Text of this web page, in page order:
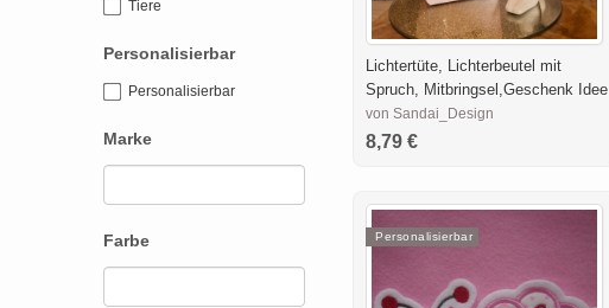
Tiere
Personalisierbar
Personalisierbar
Marke
Farbe
Lichtertüte, Lichterbeutel mit
Spruch, Mitbringsel,Geschenk Idee
von Sandai_Design
8,79 €
Personalisierbar